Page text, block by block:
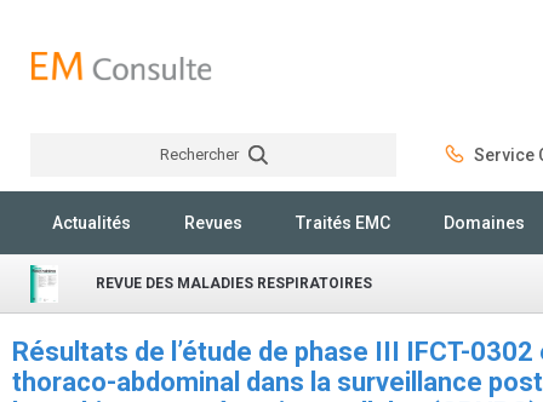
Rechercher Service
Actualités Revues Traités EMC Domaines
REVUE DES MALADIES RESPIRATOIRES
Résultats de l’étude de phase III IFCT-
thoraco-abdominal dans la surveillance